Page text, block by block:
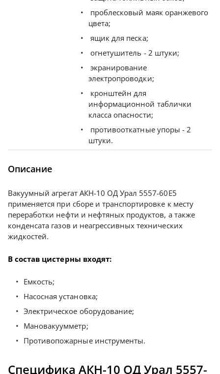
проблесковый маяк оранжевого
цвета;
ящик для песка;
огнетушитель - 2 штуки;
экранирование
электропроводки;
кронштейн для
информационной таблички
класса опасности;
противооткатные упоры - 2
штуки.
Описание
Вакуумный агрегат АКН-10 ОД Урал 5557-60Е5
применяется при сборе и транспортировке к месту
переработки нефти и нефтяных продуктов, а также
конденсата газов и неагрессивных технических
жидкостей.
В состав цистерны входят:
Емкость;
Насосная установка;
Электрическое оборудование;
Мановакуумметр;
Противопожарные инструменты.
Специфика АКН-10 ОД Урал 5557-